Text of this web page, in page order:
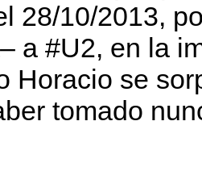
28/10/2013,
a #U2, en la
Horacio se
tomado